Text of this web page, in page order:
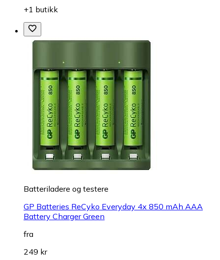
+1 butikk
Batteriladere og testere
GP Batteries ReCyko Everyday 4x 850 mAh AAA
Battery Charger Green
fra
249 kr